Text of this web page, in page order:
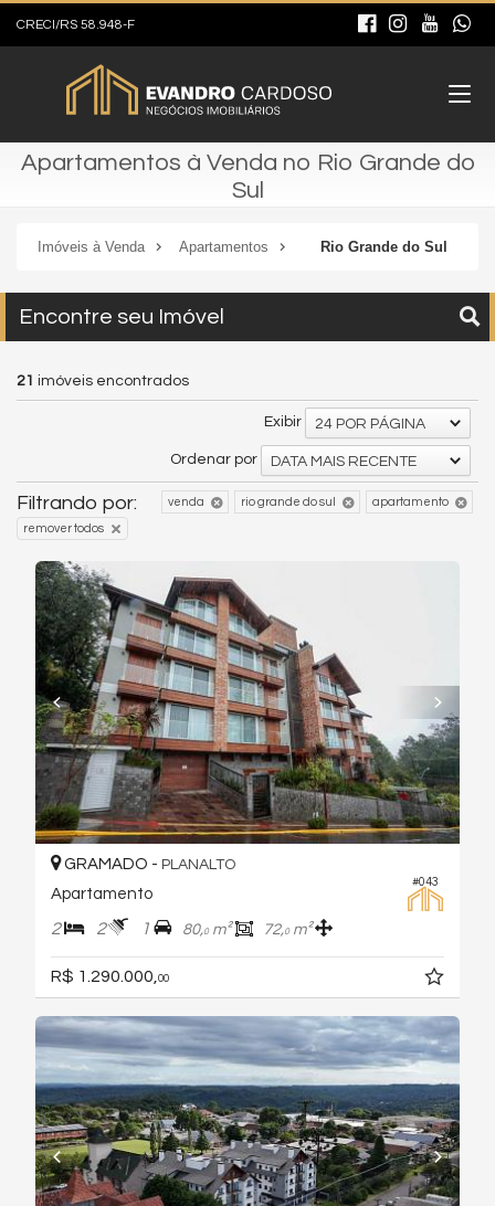
CRECI/RS 58.948-F
Apartamentos à Venda no Rio Grande do
Sul
Imóveis à Venda Apartamentos Rio Grande do Sul
Encontre seu Imóvel
21 imóveis encontrados
Exibir 24 POR PÁGINA
Ordenar por DATA MAIS RECENTE
Filtrando por: venda rio grande do sul apartamento
remover todos
#043
GRAMADO - PLANALTO
Apartamento
2 2 1 80,0m² 72,0m²
R$ 1.290.000, 00